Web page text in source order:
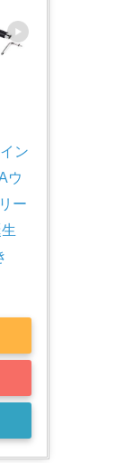
ン
ウ
ー